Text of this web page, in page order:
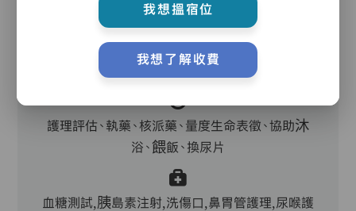
主管,助理員,護理員,保健員,護士,到診醫生,外展
牙科
護理評估、執藥、核派藥、量度生命表徵、協助沐
浴、餵飯、換尿片
血糖測試,胰島素注射,洗傷口,鼻胃管護理,尿喉護
我想搵宿位
我想了解收費